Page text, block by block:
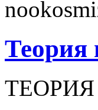
Теория